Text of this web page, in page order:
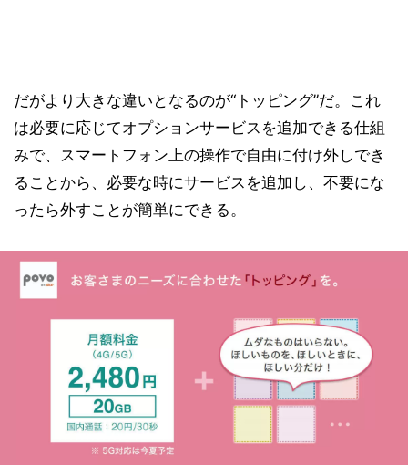
だがより大きな違いとなるのが“トッピング”だ。これ
は必要に応じてオプションサービスを追加できる仕組
みで、スマートフォン上の操作で自由に付け外しでき
ることから、必要な時にサービスを追加し、不要にな
ったら外すことが簡単にできる。